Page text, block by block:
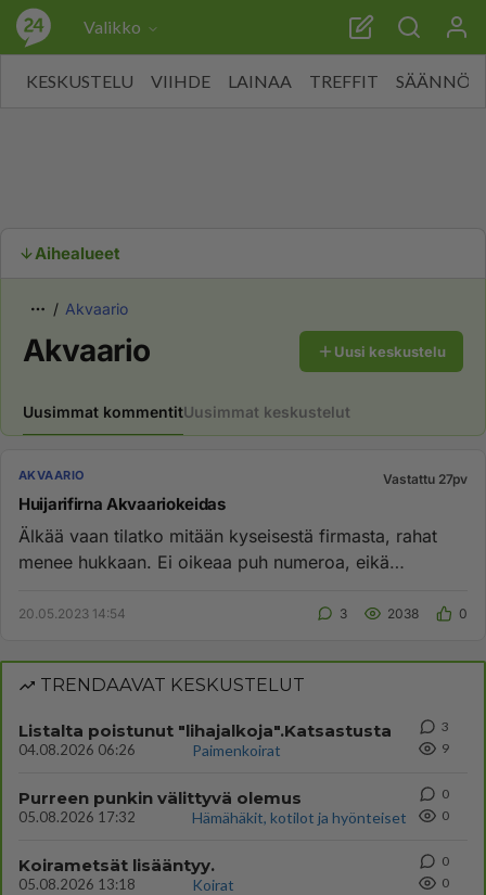
Valikko
KESKUSTELU VIIHDE LAINAA TREFFIT SÄÄNNÖT
Aihealueet
Akvaario
Akvaario Uusi keskustelu
Uusimmat kommentitUusimmat keskustelut
AKVAARIO Vastattu 27pv
Huijarifirna Akvaariokeidas
Älkää vaan tilatko mitään kyseisestä firmasta, rahat
menee hukkaan. Ei oikeaa puh numeroa, eikä
20.05.2023 14:54 3 2038 0
TRENDAAVAT KESKUSTELUT
Listalta poistunut "lihajalkoja".Katsastusta
04.08.2026 06:26 Paimenkoirat
3
9
Purreen punkin välittyvä olemus
05.08.2026 17:32 Hämähäkit, kotilot ja hyönteiset
0
0
Koirametsät lisääntyy.
05.08.2026 13:18 Koirat
0
0